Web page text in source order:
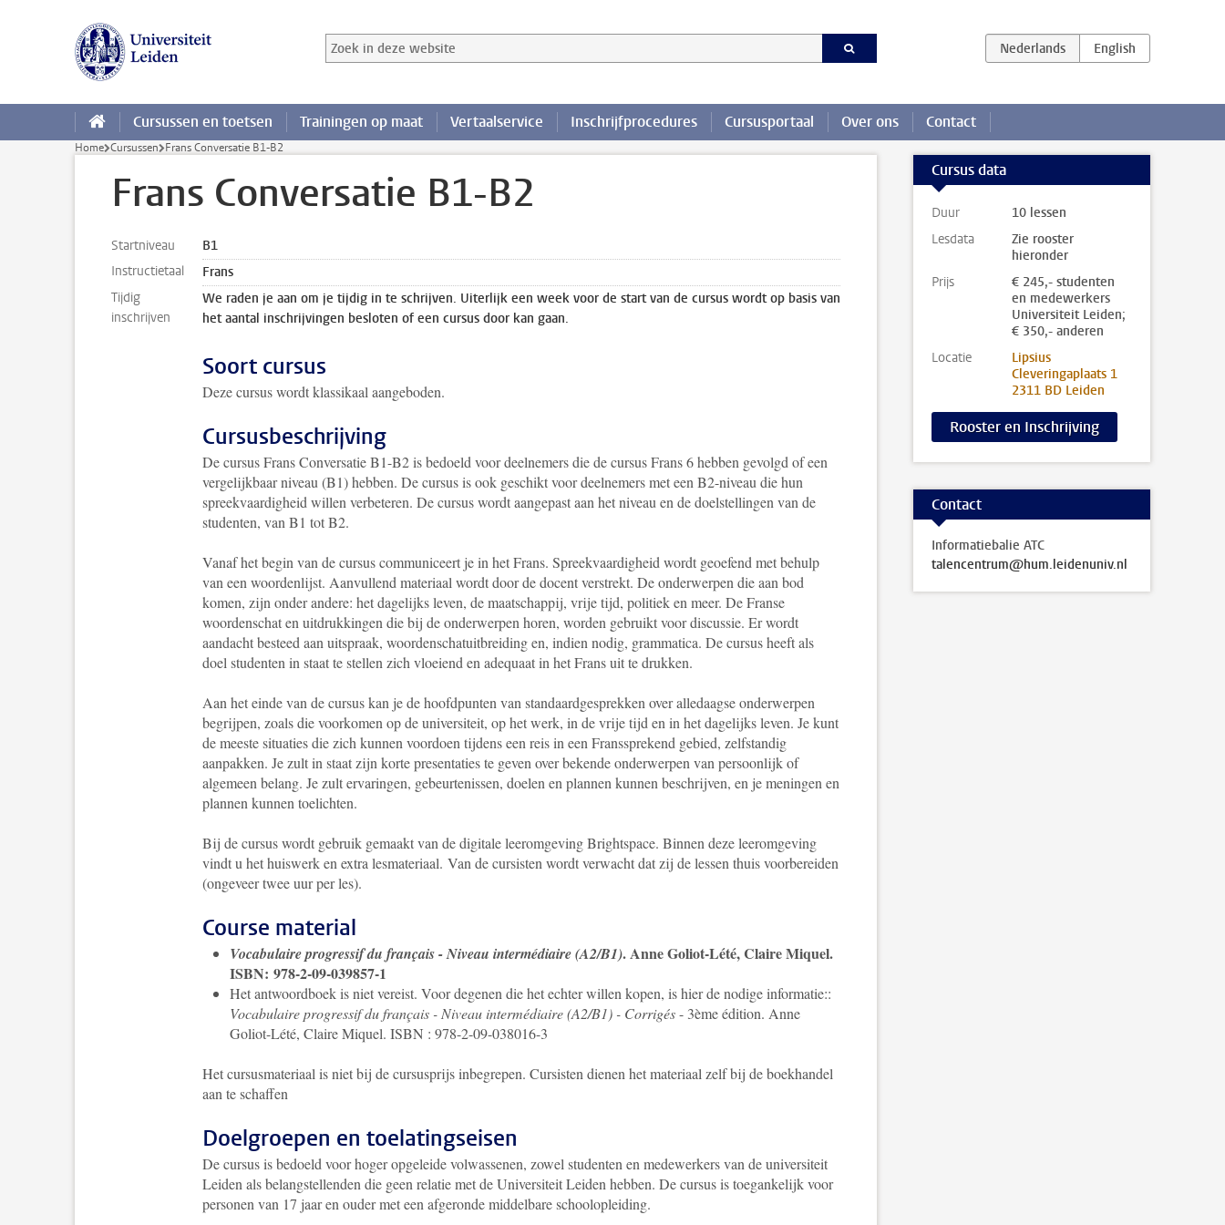
Zoek in deze website
Zoekterm
Cursussen en toetsen Trainingen op maat Vertaalservice Inschrijfprocedures Cursusportaal Over ons Contact
Home Cursussen Frans Conversatie B1-B2
Frans Conversatie B1-B2
Startniveau
B1
Instructietaal
Frans
Tijdig
inschrijven
We raden je aan om je tijdig in te schrijven. Uiterlijk een week voor de start van de cursus wordt op basis van
het aantal inschrijvingen besloten of een cursus door kan gaan.
Soort cursus
Deze cursus wordt klassikaal aangeboden.
Cursusbeschrijving
De cursus Frans Conversatie B1-B2 is bedoeld voor deelnemers die de cursus Frans 6 hebben gevolgd of een
vergelijkbaar niveau (B1) hebben. De cursus is ook geschikt voor deelnemers met een B2-niveau die hun
spreekvaardigheid willen verbeteren. De cursus wordt aangepast aan het niveau en de doelstellingen van de
studenten, van B1 tot B2.
Vanaf het begin van de cursus communiceert je in het Frans. Spreekvaardigheid wordt geoefend met behulp
van een woordenlijst. Aanvullend materiaal wordt door de docent verstrekt. De onderwerpen die aan bod
komen, zijn onder andere: het dagelijks leven, de maatschappij, vrije tijd, politiek en meer. De Franse
woordenschat en uitdrukkingen die bij de onderwerpen horen, worden gebruikt voor discussie. Er wordt
aandacht besteed aan uitspraak, woordenschatuitbreiding en, indien nodig, grammatica. De cursus heeft als
doel studenten in staat te stellen zich vloeiend en adequaat in het Frans uit te drukken.
Aan het einde van de cursus kan je de hoofdpunten van standaardgesprekken over alledaagse onderwerpen
begrijpen, zoals die voorkomen op de universiteit, op het werk, in de vrije tijd en in het dagelijks leven. Je kunt
de meeste situaties die zich kunnen voordoen tijdens een reis in een Franssprekend gebied, zelfstandig
aanpakken. Je zult in staat zijn korte presentaties te geven over bekende onderwerpen van persoonlijk of
algemeen belang. Je zult ervaringen, gebeurtenissen, doelen en plannen kunnen beschrijven, en je meningen en
plannen kunnen toelichten.
Bij de cursus wordt gebruik gemaakt van de digitale leeromgeving Brightspace. Binnen deze leeromgeving
vindt u het huiswerk en extra lesmateriaal. Van de cursisten wordt verwacht dat zij de lessen thuis voorbereiden
(ongeveer twee uur per les).
Course material
Vocabulaire progressif du français - Niveau intermédiaire (A2/B1). Anne Goliot-Lété, Claire Miquel.
ISBN: 978-2-09-039857-1
Het antwoordboek is niet vereist. Voor degenen die het echter willen kopen, is hier de nodige informatie::
Vocabulaire progressif du français - Niveau intermédiaire (A2/B1) - Corrigés- 3ème édition. Anne
Goliot-Lété, Claire Miquel. ISBN : 978-2-09-038016-3
Het cursusmateriaal is niet bij de cursusprijs inbegrepen. Cursisten dienen het materiaal zelf bij de boekhandel
aan te schaffen
Doelgroepen en toelatingseisen
De cursus is bedoeld voor hoger opgeleide volwassenen, zowel studenten en medewerkers van de universiteit
Leiden als belangstellenden die geen relatie met de Universiteit Leiden hebben. De cursus is toegankelijk voor
personen van 17 jaar en ouder met een afgeronde middelbare schoolopleiding.
Cursus data
Duur
10 lessen
Lesdata
Zie rooster
hieronder
Prijs
€ 245,- studenten
en medewerkers
Universiteit Leiden;
€ 350,- anderen
Locatie
Lipsius
Cleveringaplaats 1
2311 BD Leiden
Rooster en Inschrijving
Contact
Informatiebalie ATC
talencentrum@hum.leidenuniv.nl